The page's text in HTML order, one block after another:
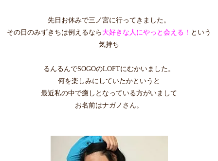
先日お休みで三ノ宮に行ってきました。
その日のみずきちは例えるなら 大好きな人にやっと会える！ という
気持ち
るんるんでSOGOのLOFTにむかいました。
何を楽しみにしていたかというと
最近私の中で癒しとなっている方がいまして
お名前はナガノさん。